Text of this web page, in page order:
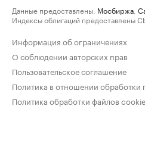
Данные предоставлены: Мосбиржа
Индексы облигаций предоставлены
Информация об ограничениях
О соблюдении авторских прав
Пользовательское соглашение
Политика в отношении обработки
Политика обработки файлов cookie